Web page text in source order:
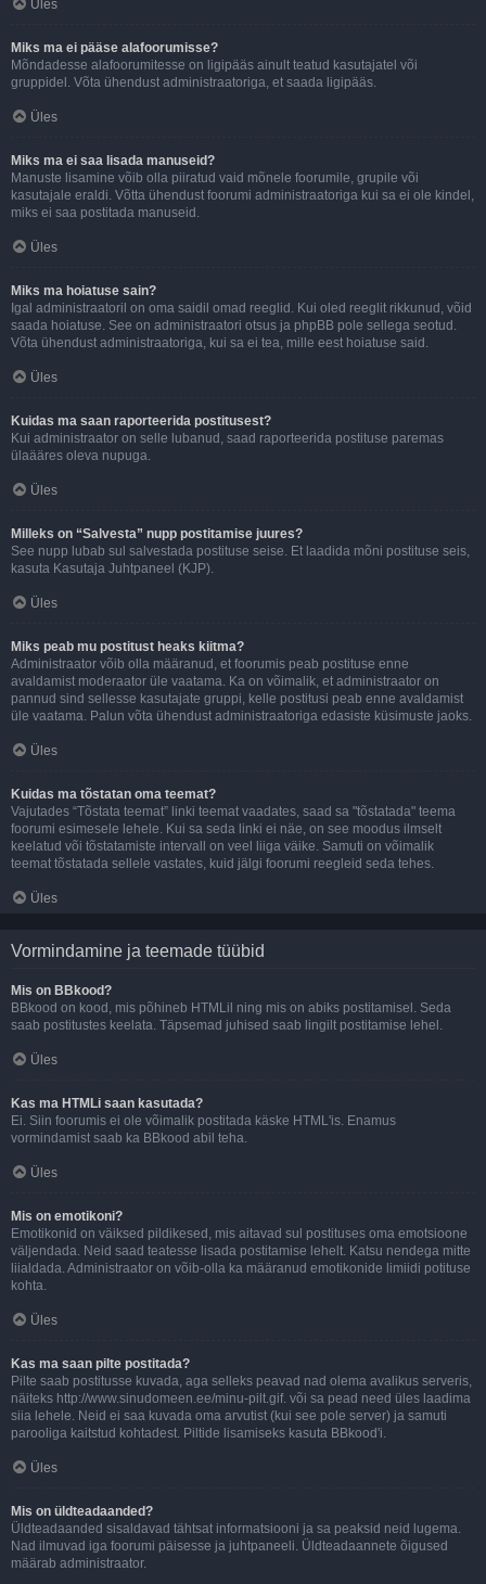
Üles
Miks ma ei pääse alafoorumisse?
Mõndadesse alafoorumitesse on ligipääs ainult teatud kasutajatel või
gruppidel. Võta ühendust administraatoriga, et saada ligipääs.
Üles
Miks ma ei saa lisada manuseid?
Manuste lisamine võib olla piiratud vaid mõnele foorumile, grupile või
kasutajale eraldi. Võtta ühendust foorumi administraatoriga kui sa ei ole kindel,
miks ei saa postitada manuseid.
Üles
Miks ma hoiatuse sain?
Igal administraatoril on oma saidil omad reeglid. Kui oled reeglit rikkunud, võid
saada hoiatuse. See on administraatori otsus ja phpBB pole sellega seotud.
Võta ühendust administraatoriga, kui sa ei tea, mille eest hoiatuse said.
Üles
Kuidas ma saan raporteerida postitusest?
Kui administraator on selle lubanud, saad raporteerida postituse paremas
ülaääres oleva nupuga.
Üles
Milleks on “Salvesta” nupp postitamise juures?
See nupp lubab sul salvestada postituse seise. Et laadida mõni postituse seis,
kasuta Kasutaja Juhtpaneel (KJP).
Üles
Miks peab mu postitust heaks kiitma?
Administraator võib olla määranud, et foorumis peab postituse enne
avaldamist moderaator üle vaatama. Ka on võimalik, et administraator on
pannud sind sellesse kasutajate gruppi, kelle postitusi peab enne avaldamist
üle vaatama. Palun võta ühendust administraatoriga edasiste küsimuste jaoks.
Üles
Kuidas ma tõstatan oma teemat?
Vajutades “Tõstata teemat” linki teemat vaadates, saad sa "tõstatada" teema
foorumi esimesele lehele. Kui sa seda linki ei näe, on see moodus ilmselt
keelatud või tõstatamiste intervall on veel liiga väike. Samuti on võimalik
teemat tõstatada sellele vastates, kuid jälgi foorumi reegleid seda tehes.
Üles
Vormindamine ja teemade tüübid
Mis on BBkood?
BBkood on kood, mis põhineb HTMLil ning mis on abiks postitamisel. Seda
saab postitustes keelata. Täpsemad juhised saab lingilt postitamise lehel.
Üles
Kas ma HTMLi saan kasutada?
Ei. Siin foorumis ei ole võimalik postitada käske HTML'is. Enamus
vormindamist saab ka BBkood abil teha.
Üles
Mis on emotikoni?
Emotikonid on väiksed pildikesed, mis aitavad sul postituses oma emotsioone
väljendada. Neid saad teatesse lisada postitamise lehelt. Katsu nendega mitte
liialdada. Administraator on võib-olla ka määranud emotikonide limiidi potituse
kohta.
Üles
Kas ma saan pilte postitada?
Pilte saab postitusse kuvada, aga selleks peavad nad olema avalikus serveris,
näiteks http://www.sinudomeen.ee/minu-pilt.gif. või sa pead need üles laadima
siia lehele. Neid ei saa kuvada oma arvutist (kui see pole server) ja samuti
parooliga kaitstud kohtadest. Piltide lisamiseks kasuta BBkood'i.
Üles
Mis on üldteadaanded?
Üldteadaanded sisaldavad tähtsat informatsiooni ja sa peaksid neid lugema.
Nad ilmuvad iga foorumi päisesse ja juhtpaneeli. Üldteadaannete õigused
määrab administraator.